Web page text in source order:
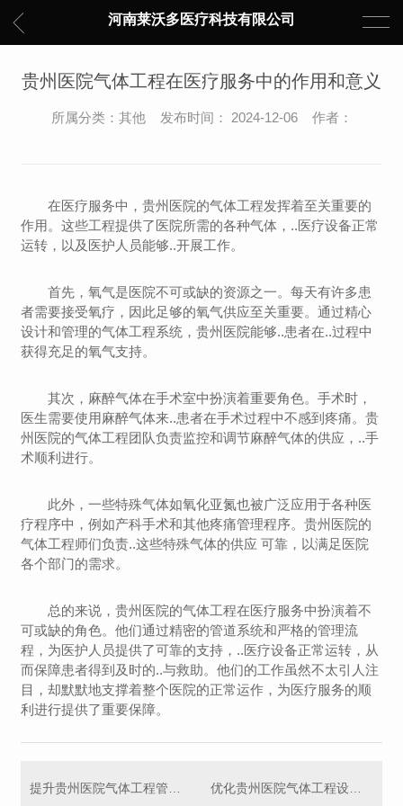
河南莱沃多医疗科技有限公司
贵州医院气体工程在医疗服务中的作用和意义
所属分类：其他 发布时间： 2024-12-06 作者：
在医疗服务中，贵州医院的气体工程发挥着至关重要的
作用。这些工程提供了医院所需的各种气体，..医疗设备正常
运转，以及医护人员能够..开展工作。
首先，氧气是医院不可或缺的资源之一。每天有许多患
者需要接受氧疗，因此足够的氧气供应至关重要。通过精心
设计和管理的气体工程系统，贵州医院能够..患者在..过程中
获得充足的氧气支持。
其次，麻醉气体在手术室中扮演着重要角色。手术时，
医生需要使用麻醉气体来..患者在手术过程中不感到疼痛。贵
州医院的气体工程团队负责监控和调节麻醉气体的供应，..手
术顺利进行。
此外，一些特殊气体如氧化亚氮也被广泛应用于各种医
疗程序中，例如产科手术和其他疼痛管理程序。贵州医院的
气体工程师们负责..这些特殊气体的供应 可靠，以满足医院
各个部门的需求。
总的来说，贵州医院的气体工程在医疗服务中扮演着不
可或缺的角色。他们通过精密的管道系统和严格的管理流
程，为医护人员提供了可靠的支持，..医疗设备正常运转，从
而保障患者得到及时的..与救助。他们的工作虽然不太引人注
目，却默默地支撑着整个医院的正常运作，为医疗服务的顺
利进行提供了重要保障。